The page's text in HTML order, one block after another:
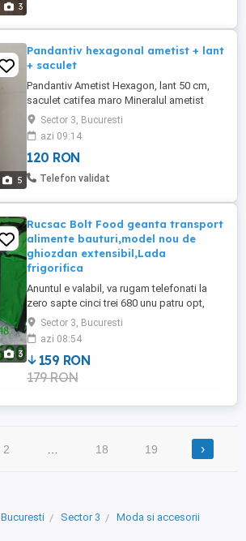
3
5
Pandantiv hexagonal ametist + lant
+ saculet
Pandantiv Ametist Hexagon, lant 50 cm,
saculet catifea maro Mineralul ametist
este unul dintre cele mai puternice și
eficiente minerale ale noastre, unul dintre
cele 12 cristale principale. Este piatra
chakrei coroanei. Ametistul îmbunătățește
capacitatea creierului de a se concentra,
Sector 3, Bucuresti
azi 09:14
120 RON
Telefon validat
3
Rucsac Bolt Food geanta transport
alimente bauturi,model nou de
ghiozdan extensibil,Lada
frigorifica
Anuntul e valabil, va rugam telefonati la
zero sapte cinci trei 680 unu patru opt,
deoarece nu citim mesajele trimise de pe
acest sait, va multumim. Vindem la
Bucuresti, nu expediem in alte localitati, la
pret fix 159 Lei, rucsacul extensibil firma
Bolt Food din pozele realizate de noi,
Sector 3, Bucuresti
azi 08:54
159 RON
179 RON
2 18 19 ›
Bucuresti Sector 3
Moda si accesorii